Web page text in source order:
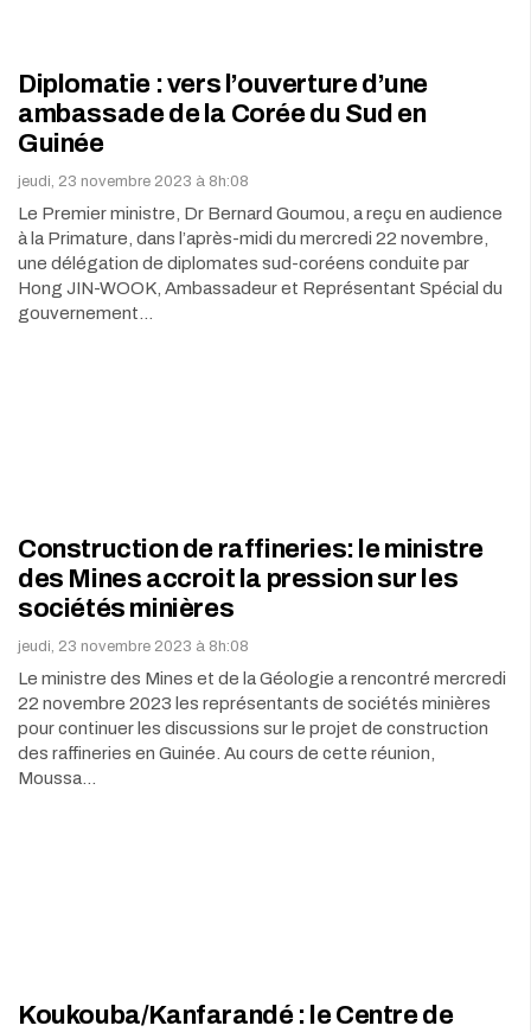
Diplomatie : vers l’ouverture d’une
ambassade de la Corée du Sud en
Guinée
jeudi, 23 novembre 2023 à 8h:08
Le Premier ministre, Dr Bernard Goumou, a reçu en audience
à la Primature, dans l’après-midi du mercredi 22 novembre,
une délégation de diplomates sud-coréens conduite par
Hong JIN-WOOK, Ambassadeur et Représentant Spécial du
gouvernement…
Construction de raffineries: le ministre
des Mines accroit la pression sur les
sociétés minières
jeudi, 23 novembre 2023 à 8h:08
Le ministre des Mines et de la Géologie a rencontré mercredi
22 novembre 2023 les représentants de sociétés minières
pour continuer les discussions sur le projet de construction
des raffineries en Guinée. Au cours de cette réunion,
Moussa…
Koukouba/Kanfarandé : le Centre de